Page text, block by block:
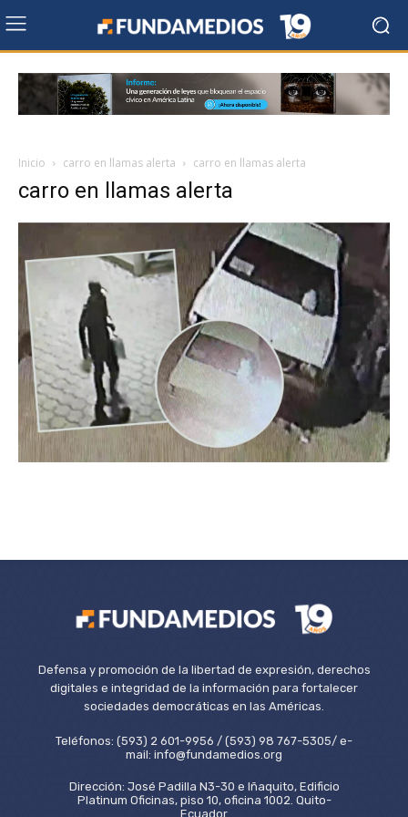
Inicio carro en llamas alerta carro en llamas alerta
carro en llamas alerta
Defensa y promoción de la libertad de expresión, derechos
digitales e integridad de la información para fortalecer
sociedades democráticas en las Américas.
Teléfonos: (593) 2 601-9956 / (593) 98 767-5305/ e-
mail: info@fundamedios.org
Dirección: José Padilla N3-30 e Iñaquito, Edificio
Platinum Oficinas, piso 10, oficina 1002. Quito-
Ecuador